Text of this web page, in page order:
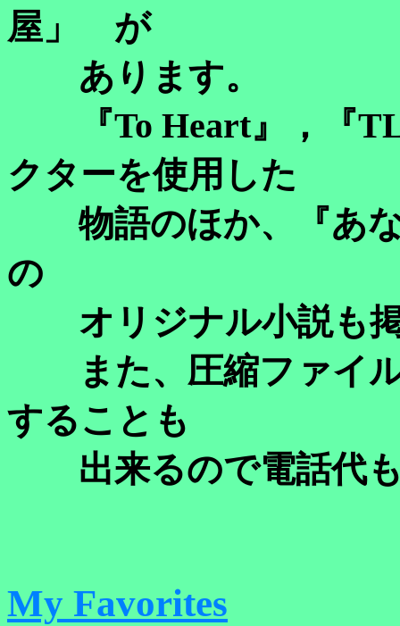
屋」 が
あります。
『To Heart』，『
クターを使用した
物語のほか、『あな
の
オリジナル小説も掲
また、圧縮ファイル
することも
出来るので電話代
My Favorites